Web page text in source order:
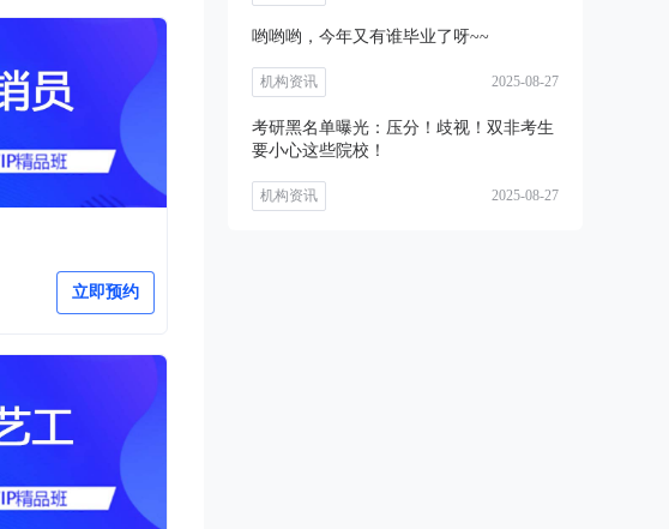
立即预约
哟哟哟，今年又有谁毕业了呀~~
机构资讯 2025-08-27
考研黑名单曝光：压分！歧视！双非考生
要小心这些院校！
机构资讯 2025-08-27